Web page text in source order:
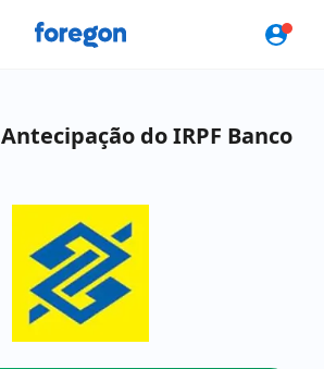
Foregon.com
do IRPF Banco